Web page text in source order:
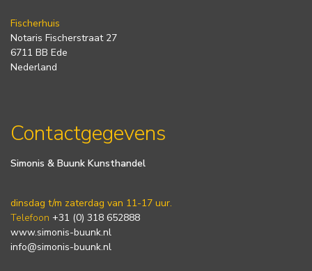
Fischerhuis
Notaris Fischerstraat 27
6711 BB Ede
Nederland
Contactgegevens
Simonis & Buunk Kunsthandel
dinsdag t/m zaterdag van 11-17 uur.
Telefoon +31 (0) 318 652888
www.simonis-buunk.nl
info@simonis-buunk.nl